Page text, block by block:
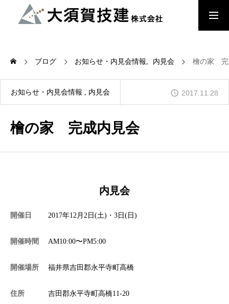
檜の家
木来 -Kikuru- 中大規模木造建築
お知らせ・内見会情報
分譲・土地情報
ブログ お知らせ・内見会情報 内見会 檜の家 完
お知らせ・内見会情報 内見会 2017.11.28
檜の家 完成内見会
内見会
開催日 2017年12月2日(土)・3日(日)
開催時間 AM10:00〜PM5:00
開催場所 福井県吉田郡永平寺町高橋
住所 吉田郡永平寺町高橋11-20